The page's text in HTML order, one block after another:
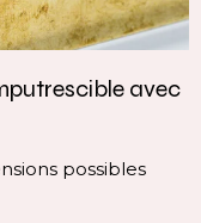
avec
possibles